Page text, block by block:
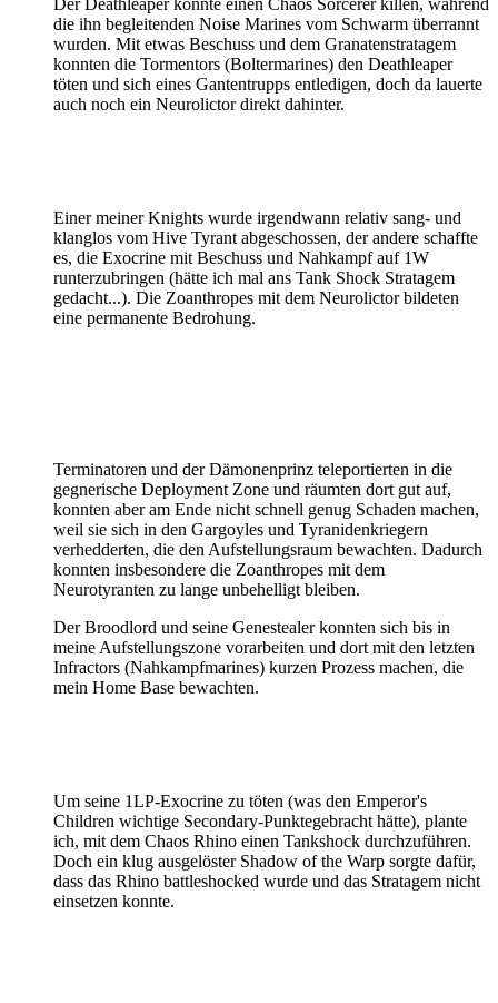
die ihn begleitenden Noise Marines vom Schwarm überrannt
wurden. Mit etwas Beschuss und dem Granatenstratagem
konnten die Tormentors (Boltermarines) den Deathleaper
töten und sich eines Gantentrupps entledigen, doch da lauerte
auch noch ein Neurolictor direkt dahinter.
Einer meiner Knights wurde irgendwann relativ sang- und
klanglos vom Hive Tyrant abgeschossen, der andere schaffte
es, die Exocrine mit Beschuss und Nahkampf auf 1W
runterzubringen (hätte ich mal ans Tank Shock Stratagem
gedacht...). Die Zoanthropes mit dem Neurolictor bildeten
eine permanente Bedrohung.
Terminatoren und der Dämonenprinz teleportierten in die
gegnerische Deployment Zone und räumten dort gut auf,
konnten aber am Ende nicht schnell genug Schaden machen,
weil sie sich in den Gargoyles und Tyranidenkriegern
verhedderten, die den Aufstellungsraum bewachten. Dadurch
konnten insbesondere die Zoanthropes mit dem
Neurotyranten zu lange unbehelligt bleiben.
Der Broodlord und seine Genestealer konnten sich bis in
meine Aufstellungszone vorarbeiten und dort mit den letzten
Infractors (Nahkampfmarines) kurzen Prozess machen, die
mein Home Base bewachten.
Um seine 1LP-Exocrine zu töten (was den Emperor's
Children wichtige Secondary-Punktegebracht hätte), plante
ich, mit dem Chaos Rhino einen Tankshock durchzuführen.
Doch ein klug ausgelöster Shadow of the Warp sorgte dafür,
dass das Rhino battleshocked wurde und das Stratagem nicht
einsetzen konnte.